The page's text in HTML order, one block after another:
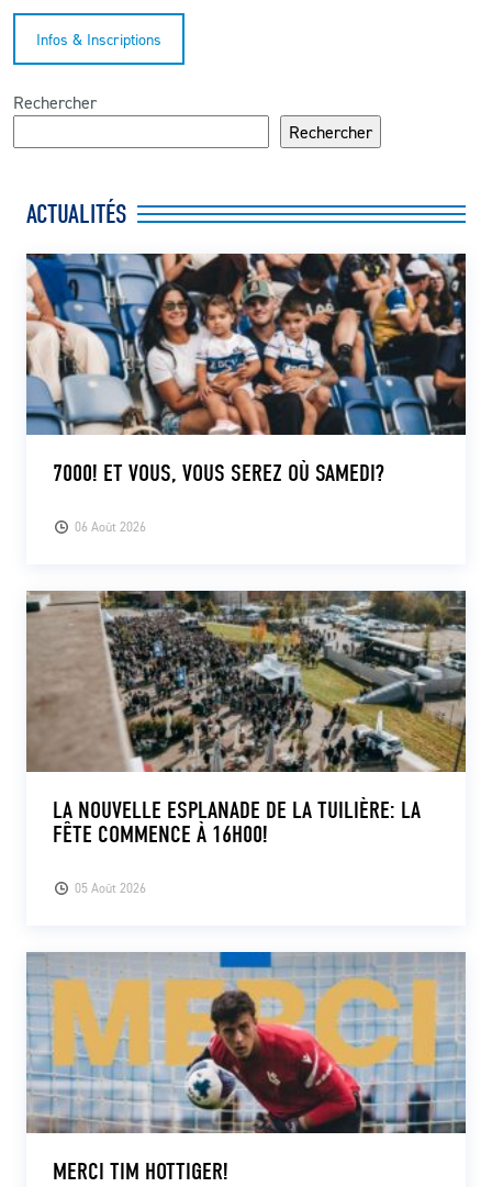
Infos & Inscriptions
Rechercher
Rechercher
ACTUALITÉS
06 Août 2026
7000! ET VOUS, VOUS SEREZ OÙ SAMEDI?
05 Août 2026
LA NOUVELLE ESPLANADE DE LA TUILIÈRE: LA
FÊTE COMMENCE À 16H00!
MERCI TIM HOTTIGER!